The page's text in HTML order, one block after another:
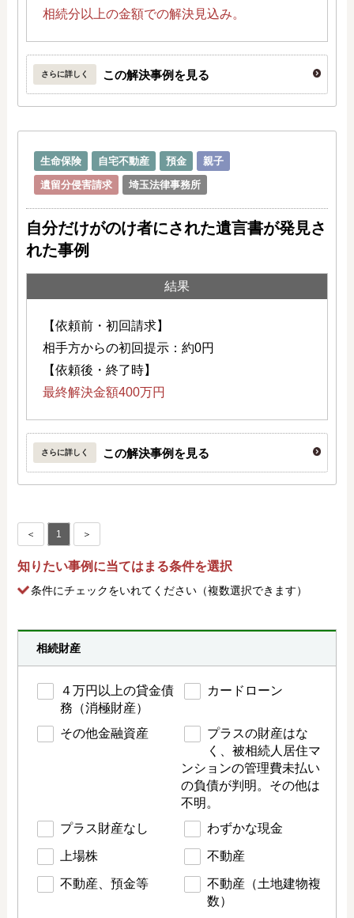
相続分以上の金額での解決見込み。
さらに詳しく この解決事例を見る
生命保険 自宅不動産 預金
親子
遺留分侵害請求
埼玉法律事務所
自分だけがのけ者にされた遺言書が発見さ
れた事例
結果
【依頼前・初回請求】
相手方からの初回提示：約0円
【依頼後・終了時】
最終解決金額400万円
さらに詳しく この解決事例を見る
＜ 1 ＞
知りたい事例に当てはまる条件を選択
条件にチェックをいれてください（複数選択できます）
相続財産
４万円以上の貸金債
務（消極財産）
カードローン
その他金融資産
プラスの財産はな
く、被相続人居住マ
ンションの管理費未払い
の負債が判明。その他は
不明。
プラス財産なし
わずかな現金
上場株 不動産
不動産、預金等
不動産（土地建物複
数）